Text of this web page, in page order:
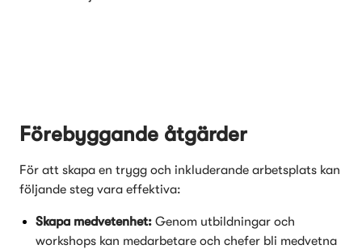
Förebyggande åtgärder
För att skapa en trygg och inkluderande arbetsplats kan
följande steg vara effektiva:
Skapa medvetenhet: Genom utbildningar och
workshops kan medarbetare och chefer bli medvetna